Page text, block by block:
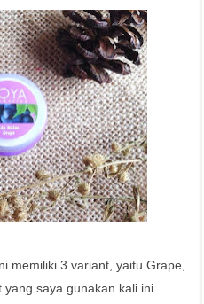
memiliki 3 variant, yaitu Grape,
yang saya gunakan kali ini